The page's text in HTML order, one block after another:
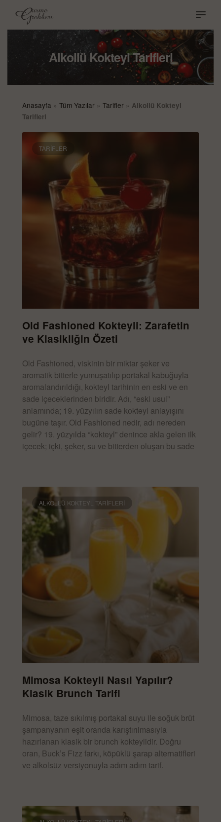
Alkollü Kokteyl Tarifleri
Anasayfa » Tüm Yazılar » Tarifler » Alkollü Kokteyl
Tarifleri
TARIFLER
Old Fashioned Kokteyli: Zarafetin
ve Klasikliğin Özeti
Old Fashioned, viskinin bir miktar şeker ve
aromatik bitterle yumuşatılıp portakal kabuğuyla
aromalandırıldığı, kokteyl tarihinin en eski ve en
sade içeceklerinden biridir. Adı, “eski usul”
anlamında; 19. yüzyılın sade kokteyl anlayışını
bugüne taşır. Old Fashioned nedir, adı nereden
gelir? 19. yüzyılda “kokteyl” denince akla gelen ilk
içecek; içki, şeker, su ve bitterden oluşan bu sade
ALKOLLÜ KOKTEYL TARIFLERI
Mimosa Kokteyli Nasıl Yapılır?
Klasik Brunch Tarifi
Mimosa, taze sıkılmış portakal suyu ile soğuk brüt
şampanyanın eşit oranda karıştırılmasıyla
hazırlanan klasik bir brunch kokteylidir. Doğru
oran, Buck’s Fizz farkı, köpüklü şarap alternatifleri
ve alkolsüz versiyonuyla adım adım tarif.